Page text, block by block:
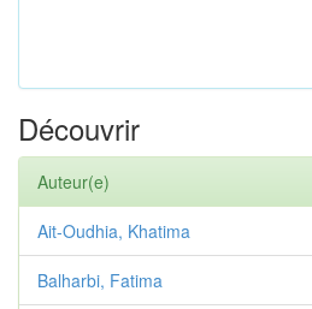
Découvrir
Auteur(e)
Ait-Oudhia, Khatima
Balharbi, Fatima